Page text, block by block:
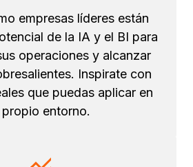
empresas líderes están
de la IA y el BI para
operaciones y alcanzar
Inspirate con
que puedas aplicar en
entorno.